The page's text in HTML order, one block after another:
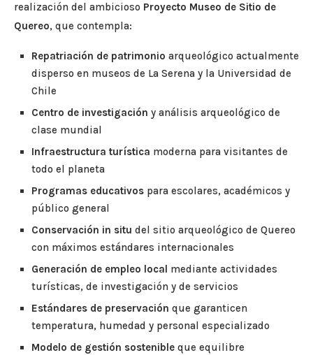
realización del ambicioso Proyecto Museo de Sitio de
Quereo, que contempla:
Repatriación de patrimonio arqueológico actualmente
disperso en museos de La Serena y la Universidad de
Chile
Centro de investigación y análisis arqueológico de
clase mundial
Infraestructura turística moderna para visitantes de
todo el planeta
Programas educativos para escolares, académicos y
público general
Conservación in situ del sitio arqueológico de Quereo
con máximos estándares internacionales
Generación de empleo local mediante actividades
turísticas, de investigación y de servicios
Estándares de preservación que garanticen
temperatura, humedad y personal especializado
Modelo de gestión sostenible que equilibre